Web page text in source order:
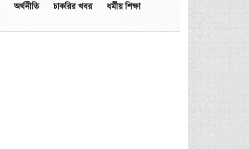
অর্থনীতি চাকরির খবর
ধর্মীয় শিক্ষা